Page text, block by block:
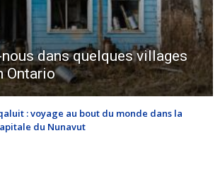
dans quelques villages
Ontario
: voyage au bout du monde dans la
du Nunavut